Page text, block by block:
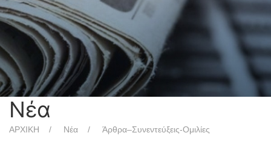
Νέα
ΑΡΧΙΚΗ Νέα Άρθρα–Συνεντεύξεις-Ομιλίες